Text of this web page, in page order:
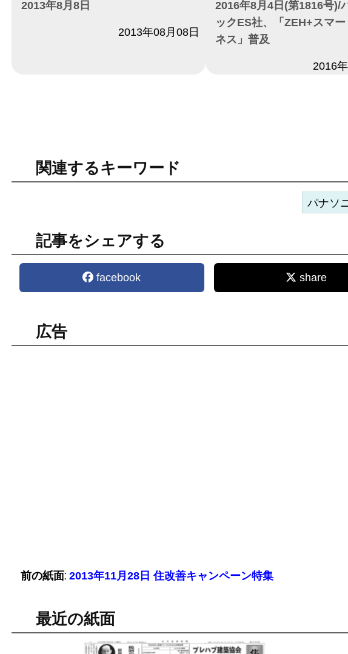
2013年8月8日
2013年08月08日
2016年8月4日(第1816号)/
ックES社、「ZEH+スマ
ネス」普及
2016
関連するキーワード
パナソ
記事をシェアする
facebook share
広告
前の紙面: 2013年11月28日 住改善キャンペーン特集
最近の紙面